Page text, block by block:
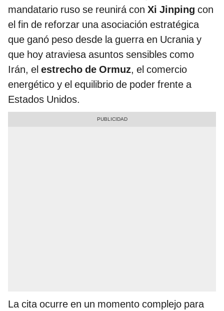
mandatario ruso se reunirá con Xi Jinping con
el fin de reforzar una asociación estratégica
que ganó peso desde la guerra en Ucrania y
que hoy atraviesa asuntos sensibles como
Irán, el estrecho de Ormuz, el comercio
energético y el equilibrio de poder frente a
Estados Unidos.
La cita ocurre en un momento complejo para